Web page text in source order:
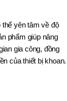
thể yên tâm về độ
phẩm giúp nâng
gia công, đồng
của thiết bị khoan.